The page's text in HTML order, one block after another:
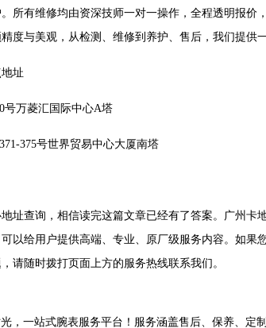
）
所有维修均由资深技师一对一操作，全程透明报价
度与美观，从检测、维修到养护、售后，我们提供
址
号万菱汇国际中心A塔
375号世界贸易中心大厦南塔
址查询，相信读完这篇文章已经有了答案。广州卡
以给用户提供高端、专业、原厂级服务内容。如果
请随时拨打页面上方的服务热线联系我们。